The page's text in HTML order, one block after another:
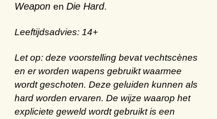
Weapon en Die Hard.
Leeftijdsadvies: 14+
Let op: deze voorstelling bevat vechtscènes
en er worden wapens gebruikt waarmee
wordt geschoten. Deze geluiden kunnen als
hard worden ervaren. De wijze waarop het
expliciete geweld wordt gebruikt is een